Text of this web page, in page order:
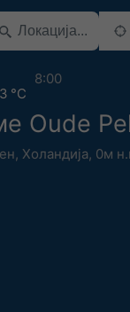
Oude
, Холандија, 0м
°C
8:00